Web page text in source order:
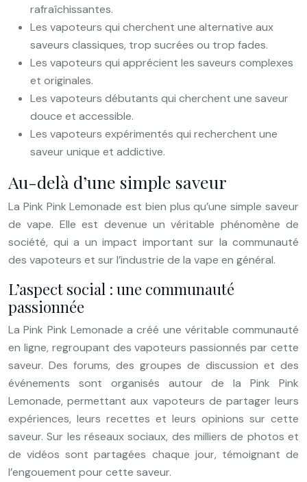
rafraîchissantes.
Les vapoteurs qui cherchent une alternative aux
saveurs classiques, trop sucrées ou trop fades.
Les vapoteurs qui apprécient les saveurs complexes
et originales.
Les vapoteurs débutants qui cherchent une saveur
douce et accessible.
Les vapoteurs expérimentés qui recherchent une
saveur unique et addictive.
Au-delà d’une simple saveur
La Pink Pink Lemonade est bien plus qu’une simple saveur
de vape. Elle est devenue un véritable phénomène de
société, qui a un impact important sur la communauté
des vapoteurs et sur l’industrie de la vape en général.
L’aspect social : une communauté
passionnée
La Pink Pink Lemonade a créé une véritable communauté
en ligne, regroupant des vapoteurs passionnés par cette
saveur. Des forums, des groupes de discussion et des
événements sont organisés autour de la Pink Pink
Lemonade, permettant aux vapoteurs de partager leurs
expériences, leurs recettes et leurs opinions sur cette
saveur. Sur les réseaux sociaux, des milliers de photos et
de vidéos sont partagées chaque jour, témoignant de
l’engouement pour cette saveur.